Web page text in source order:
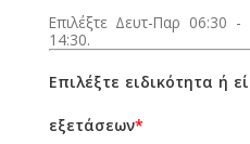
Επιλέξτε Δευτ-Παρ 06:30
14:30.
Επιλέξτε ειδικότητα ή
εξετάσεων*